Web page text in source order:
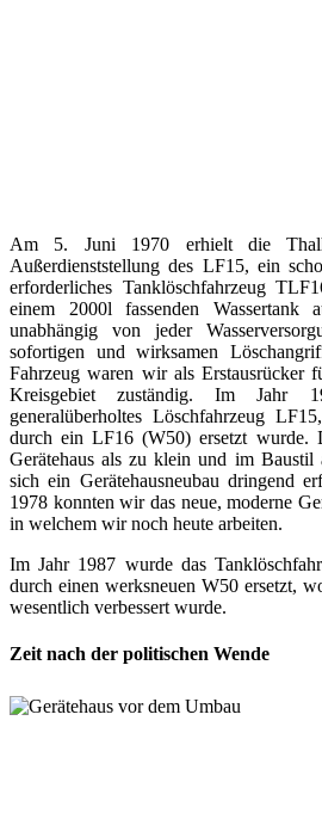
Am 5. Juni 1970 erhielt die
Außerdienststellung des LF15, ein
erforderliches Tanklöschfahrzeug
einem 2000l fassenden Wassertank
unabhängig von jeder
sofortigen und wirksamen
Fahrzeug waren wir als Erstausrücker
Kreisgebiet zuständig. Im Jahr
generalüberholtes Löschfahrzeug
durch ein LF16 (W50) ersetzt wurde.
Gerätehaus als zu klein und im Baustil
sich ein Gerätehausneubau dringend
1978 konnten wir das neue, moderne
in welchem wir noch heute arbeiten.
Im Jahr 1987 wurde das
durch einen werksneuen W50 ersetzt,
wesentlich verbessert wurde.
Zeit nach der politischen Wende